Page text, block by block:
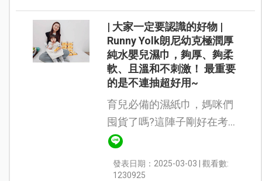
| 大家一定要認識的好物 |
Runny Yolk朗尼幼克極潤厚
純水嬰兒濕巾，夠厚、夠柔
軟、且溫和不刺激！ 最重要
的是不連抽超好用~
育兒必備的濕紙巾，媽咪們
囤貨了嗎?這陣子剛好在考
慮要讓小嬝讀幼兒園，除了
水壺、餐具是準備的清單之
外，濕紙巾也是開學的必備
發表日期：2025-03-03 | 觀看數:
1230925